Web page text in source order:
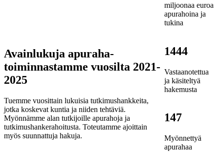
Avainlukuja apuraha-
toiminnastamme vuosilta 2021-
2025
Tuemme vuosittain lukuisia tutkimushankkeita,
jotka koskevat kuntia ja niiden tehtäviä.
Myönnämme alan tutkijoille apurahoja ja
tutkimushankerahoitusta. Toteutamme ajoittain
myös suunnattuja hakuja.
miljoonaa euroa
apurahoina ja
tukina
1444
Vastaanotettua
ja käsiteltyä
hakemusta
147
Myönnettyä
apurahaa